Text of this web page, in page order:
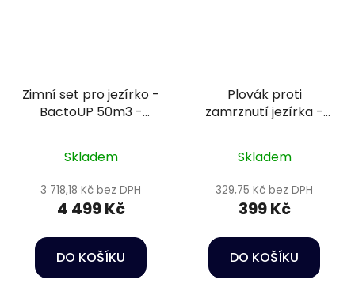
Zimní set pro jezírko -
BactoUP 50m3 -
10l
Skladem
3 718,18 Kč bez DPH
4 499 Kč
DO KOŠÍKU
Plovák proti
zamrznutí jezírka -
Skladem
329,75 Kč bez DPH
399 Kč
DO KOŠÍKU